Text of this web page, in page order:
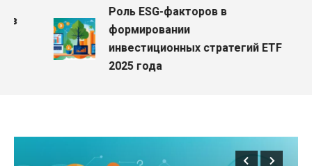
Роль ESG-факторов в
формировании
инвестиционных стратегий ETF
2025 года